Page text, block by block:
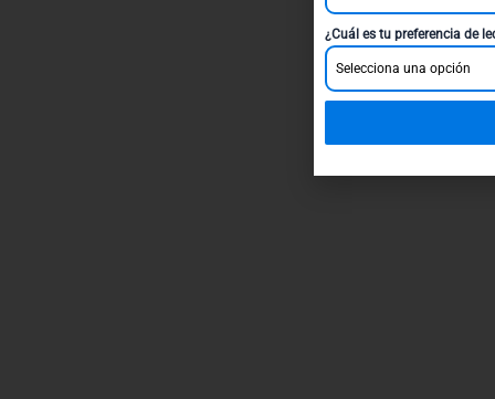
¿Cuál es tu preferencia de
Selecciona una opción